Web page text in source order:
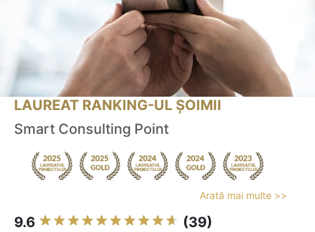
LAUREAT RANKING-UL ȘOIMII
Smart Consulting Point
Arată mai multe >>
9.6 (39)